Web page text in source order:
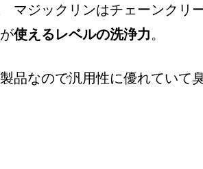
マジックリンはチェーンクリ
使えるレベルの洗浄力。
品なので汎用性に優れていて